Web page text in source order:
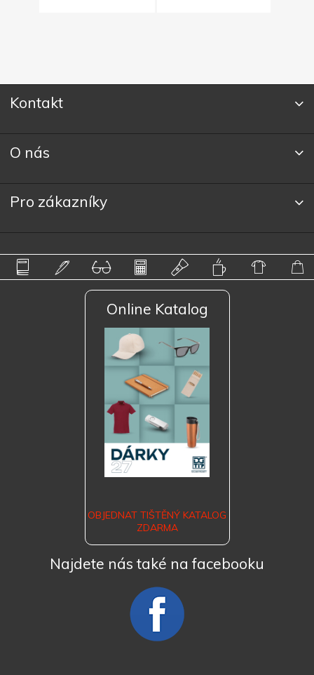
Kontakt
O nás
Pro zákazníky
Online Katalog
OBJEDNAT TIŠTĚNÝ KATALOG
ZDARMA
Najdete nás také na facebooku